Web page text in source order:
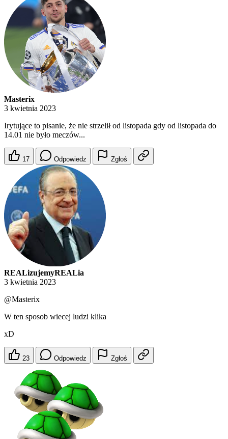
Masterix
3 kwietnia 2023
Irytujące to pisanie, że nie strzelił od listopada gdy od listopada do
14.01 nie było meczów...
17 Odpowiedz Zgłoś
REALizujemyREALia
3 kwietnia 2023
@Masterix
W ten sposob wiecej ludzi klika
xD
23 Odpowiedz Zgłoś